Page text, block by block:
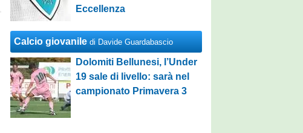
Eccellenza
Calcio giovanile di Davide Guardabascio
Dolomiti Bellunesi, l’Under
19 sale di livello: sarà nel
campionato Primavera 3